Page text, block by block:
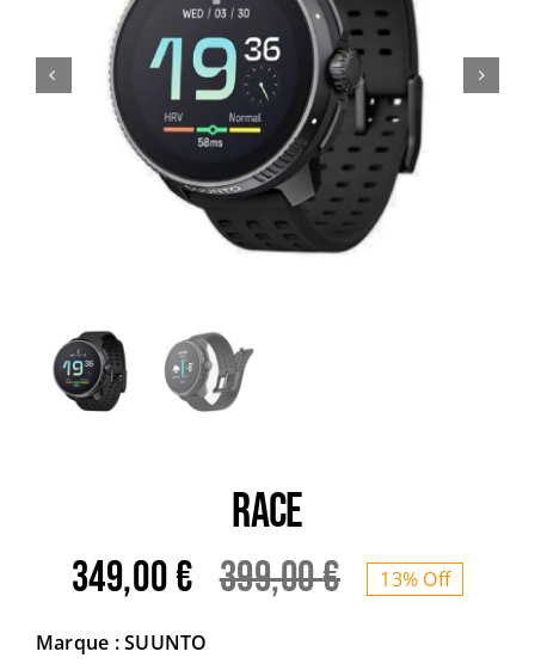
Trail
Escalade / Alpinisme
Bons Plans
RACE
399,00€Le
349,00€
Le 13% Off
Marque : SUUNTO